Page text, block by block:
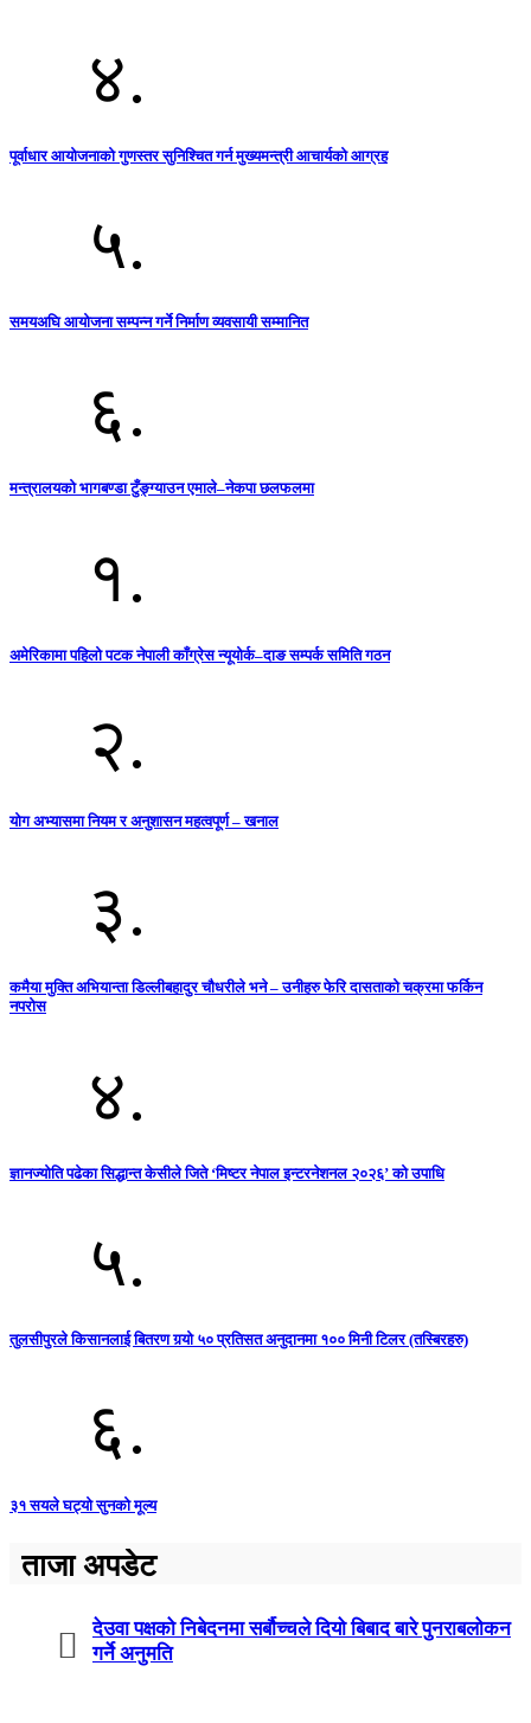
४.
पूर्वाधार आयोजनाको गुणस्तर सुनिश्चित गर्न मुख्यमन्त्री आचार्यको आग्रह
५.
समयअघि आयोजना सम्पन्न गर्ने निर्माण व्यवसायी सम्मानित
६.
मन्त्रालयको भागबण्डा टुँङ्ग्याउन एमाले–नेकपा छलफलमा
१.
अमेरिकामा पहिलो पटक नेपाली काँग्रेस न्यूयोर्क–दाङ सम्पर्क समिति गठन
२.
योग अभ्यासमा नियम र अनुशासन महत्वपूर्ण – खनाल
३.
कमैया मुक्ति अभियान्ता डिल्लीबहादुर चौधरीले भने – उनीहरु फेरि दासताको चक्रमा फर्किन
नपरोस
४.
ज्ञानज्योति पढेका सिद्धान्त केसीले जिते ‘मिष्टर नेपाल इन्टरनेशनल २०२६’ को उपाधि
५.
तुलसीपुरले किसानलाई बितरण गर्‍यो ५० प्रतिसत अनुदानमा १०० मिनी टिलर (तस्बिरहरु)
६.
३१ सयले घट्यो सुनको मूल्य
ताजा अपडेट
देउवा पक्षको निबेदनमा सर्बौच्चले दियो बिबाद बारे पुनराबलोकन
गर्ने अनुमति